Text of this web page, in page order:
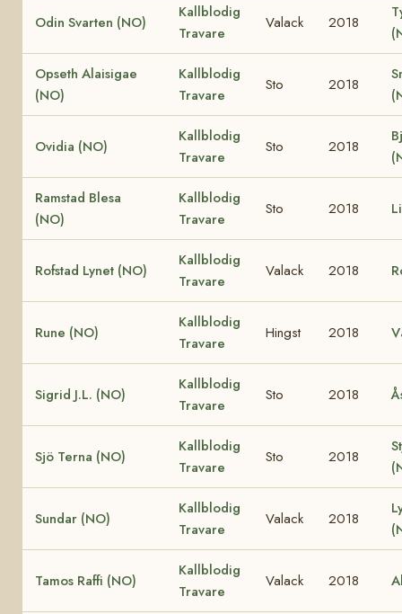
Odin Svarten (NO)
Kallblodig
Travare
Valack 2018
Opseth Alaisigae
(NO)
Kallblodig
Travare
Sto 2018
Ovidia (NO)
Kallblodig
Travare
Sto 2018
Ramstad Blesa
(NO)
Kallblodig
Travare
Sto 2018
Rofstad Lynet (NO)
Kallblodig
Travare
Valack 2018
Rune (NO)
Kallblodig
Travare
Hingst 2018
Sigrid J.L. (NO)
Kallblodig
Travare
Sto 2018
Sjö Terna (NO)
Kallblodig
Travare
Sto 2018
Sundar (NO)
Kallblodig
Travare
Valack 2018
Tamos Raffi (NO)
Kallblodig
Travare
Valack 2018